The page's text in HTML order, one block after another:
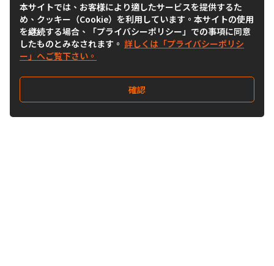
本サイトでは、お客様により適したサービスを提供するた
め、クッキー（Cookie）を利用しています。本サイトの使用
を継続する場合、「プライバシーポリシー」での事項に同意
したものとみなされます。 詳しくは「プライバシーポリシ
ー」へご覧下さい。
確認